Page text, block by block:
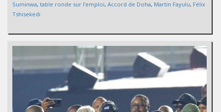
Suminwa, table ronde sur l’emploi, Accord de Doha, Martin Fayulu, Félix
Tshisekedi